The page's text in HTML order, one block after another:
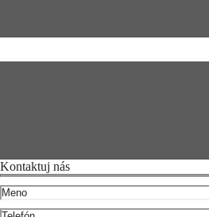
Kontaktuj nás